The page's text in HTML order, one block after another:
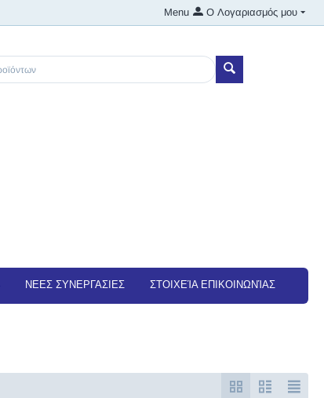
Ο Λογαριασμός μου
Menu
NEEΣ ΣΥΝΕΡΓΑΣΙΕΣ ΣΤΟΙΧΕΊΑ ΕΠΙΚΟΙΝΩΝΊΑΣ